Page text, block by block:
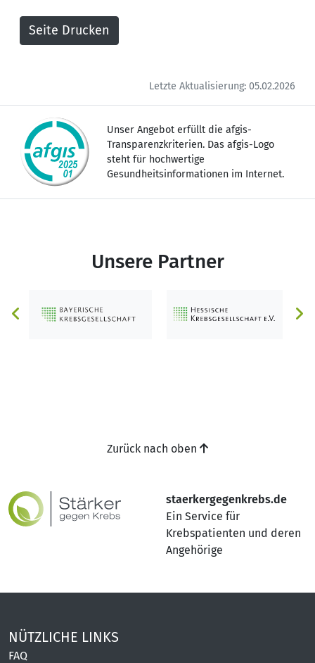
Letzte Aktualisierung: 05.02.2026
Unser Angebot erfüllt die afgis-
Transparenzkriterien. Das afgis-Logo
steht für hochwertige
Gesundheitsinformationen im Internet.
Unsere Partner
staerkergegenkrebs.de
Ein Service für
Krebspatienten und deren
Angehörige
Zurück nach oben
NÜTZLICHE LINKS
FAQ